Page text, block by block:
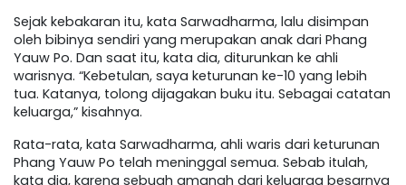
Sejak kebakaran itu, kata Sarwadharma, lalu disimpan
oleh bibinya sendiri yang merupakan anak dari Phang
Yauw Po. Dan saat itu, kata dia, diturunkan ke ahli
warisnya. “Kebetulan, saya keturunan ke-10 yang lebih
tua. Katanya, tolong dijagakan buku itu. Sebagai catatan
keluarga,” kisahnya.
Rata-rata, kata Sarwadharma, ahli waris dari keturunan
Phang Yauw Po telah meninggal semua. Sebab itulah,
kata dia, karena sebuah amanah dari keluarga besarnya